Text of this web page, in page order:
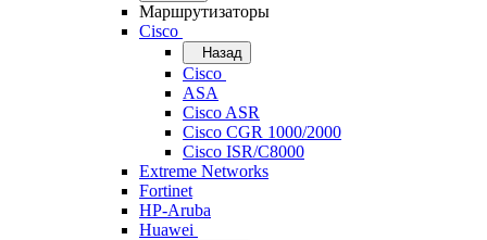
Маршрутизаторы
Cisco
Назад
Cisco
ASA
Cisco ASR
Cisco CGR 1000/2000
Cisco ISR/С8000
Extreme Networks
Fortinet
HP-Aruba
Huawei